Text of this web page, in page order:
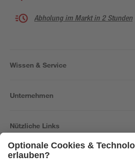
Abholung im Markt in 2 Stunden
Wissen & Service
Unternehmen
Nützliche Links